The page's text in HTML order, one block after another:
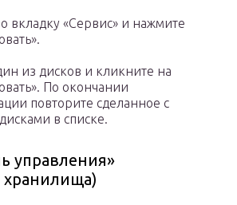
вкладку «Сервис» и нажмите
из дисков и кликните на
По окончании
повторите сделанное с
в списке.
управления»
хранилища)